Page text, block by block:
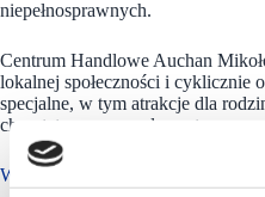
niepełnosprawnych.
Centrum Handlowe Auchan
lokalnej społeczności i cyklicznie
specjalne, w tym atrakcje dla
charytatywne czy zdrowotne.
W portfolio 22 centrów handlowych